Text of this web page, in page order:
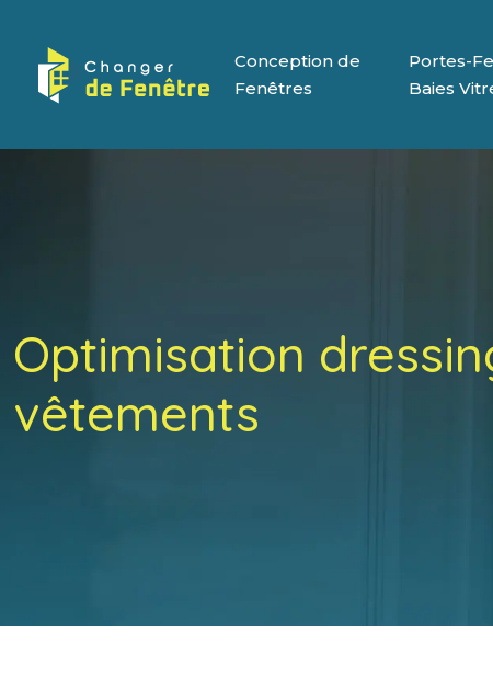
Conception de
Fenêtres
Portes-
Baies
Optimisation
vêtements